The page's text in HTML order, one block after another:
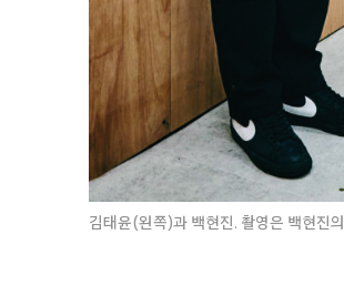
김태윤(왼쪽)과 백현진. 촬영은 백현진